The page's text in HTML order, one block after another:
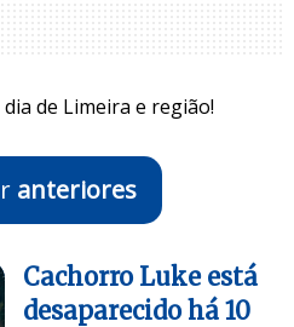
de Limeira e região!
anteriores
Cachorro Luke está
desaparecido há 10